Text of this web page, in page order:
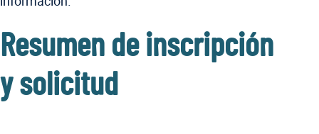
Resumen de inscripción
y solicitud